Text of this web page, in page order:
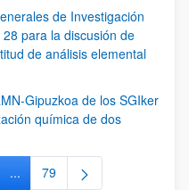
de Investigación
para la discusión de
de análisis elemental
Gipuzkoa de los SGIker
química de dos
...Páginas intermedias Use TAB
Página
79